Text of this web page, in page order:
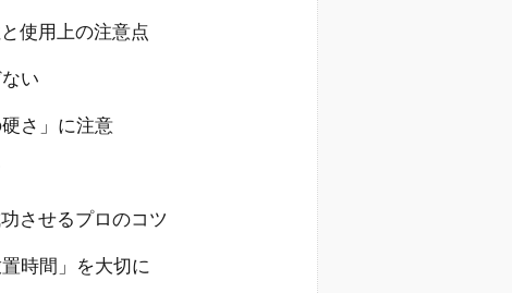
使用上の注意点
い
さ」に注意
させるプロのコツ
時間」を大切に